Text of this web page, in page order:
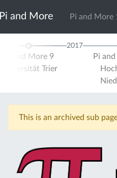
Pi and More Pi and More
Pi and More 9
Universität Trier
2017
Pi
This is an archived sub